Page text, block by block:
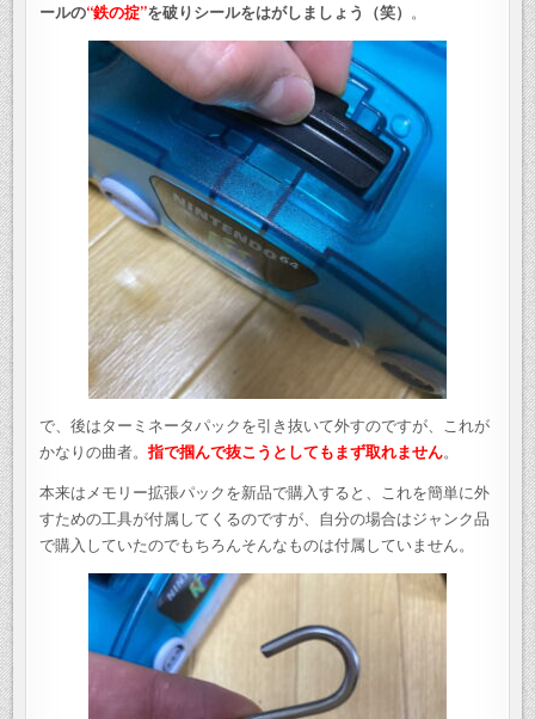
ールの“鉄の掟”を破りシールをはがしましょう（笑） 。
で、後はターミネータパックを引き抜いて外すのですが、これが
かなりの曲者。指で掴んで抜こうとしてもまず取れません。
本来はメモリー拡張パックを新品で購入すると、これを簡単に外
すための工具が付属してくるのですが、自分の場合はジャンク品
で購入していたのでもちろんそんなものは付属していません。